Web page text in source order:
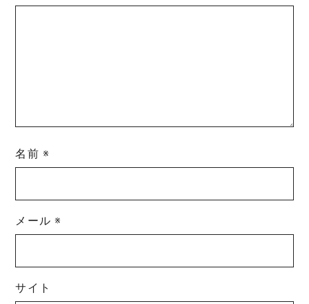
名前 ※
メール ※
サイト